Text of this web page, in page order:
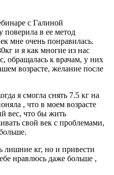
с Галиной
поверила в ее метод
мне очень понравилась.
и я как многие из нас
обращалась к врачам, у них
возрасте, желание после
я смогла снять 7.5 кг на
, что в моем возрасте
вес, что бы жить
свой век с проблемами,
лишние кг, но и привести
нравлюсь даже больше ,